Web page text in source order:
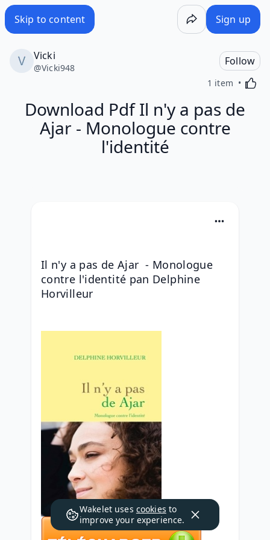
Skip to content Sign up
Vicki
@Vicki948
Follow
1 item
Download Pdf Il n'y a pas de
Ajar - Monologue contre
l'identité
Il n'y a pas de Ajar  - Monologue
contre l'identité pan Delphine
Horvilleur
Wakelet uses cookies to
improve your experience.